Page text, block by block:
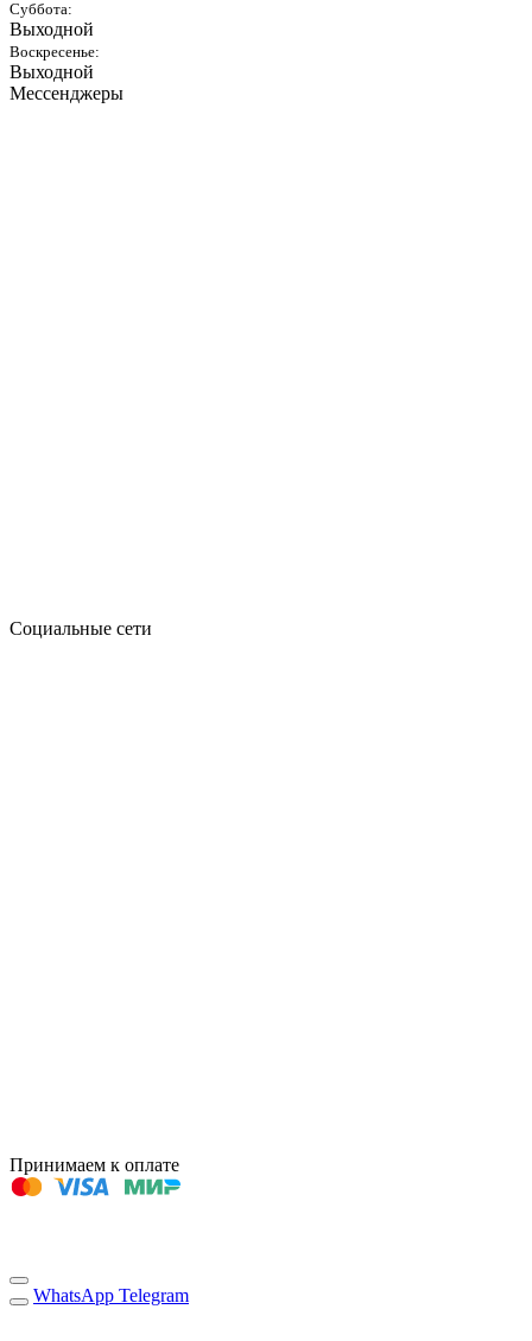
Суббота:
Выходной
Воскресенье:
Выходной
Мессенджеры
Социальные сети
Принимаем к оплате
WhatsApp Telegram